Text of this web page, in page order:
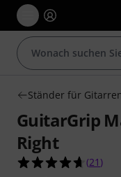
Ständer für
GuitarGrip
Right
4.7
(21 )